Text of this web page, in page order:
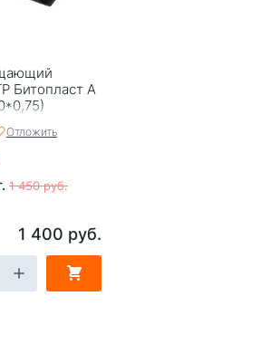
Битопласт А
Отложить
1 450 руб.
1 400 руб.